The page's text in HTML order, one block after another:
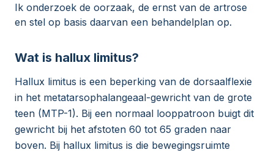
Ik onderzoek de oorzaak, de ernst van de artrose
en stel op basis daarvan een behandelplan op.
Wat is hallux limitus?
Hallux limitus is een beperking van de dorsaalflexie
in het metatarsophalangeaal-gewricht van de grote
teen (MTP-1). Bij een normaal looppatroon buigt dit
gewricht bij het afstoten 60 tot 65 graden naar
boven. Bij hallux limitus is die bewegingsruimte